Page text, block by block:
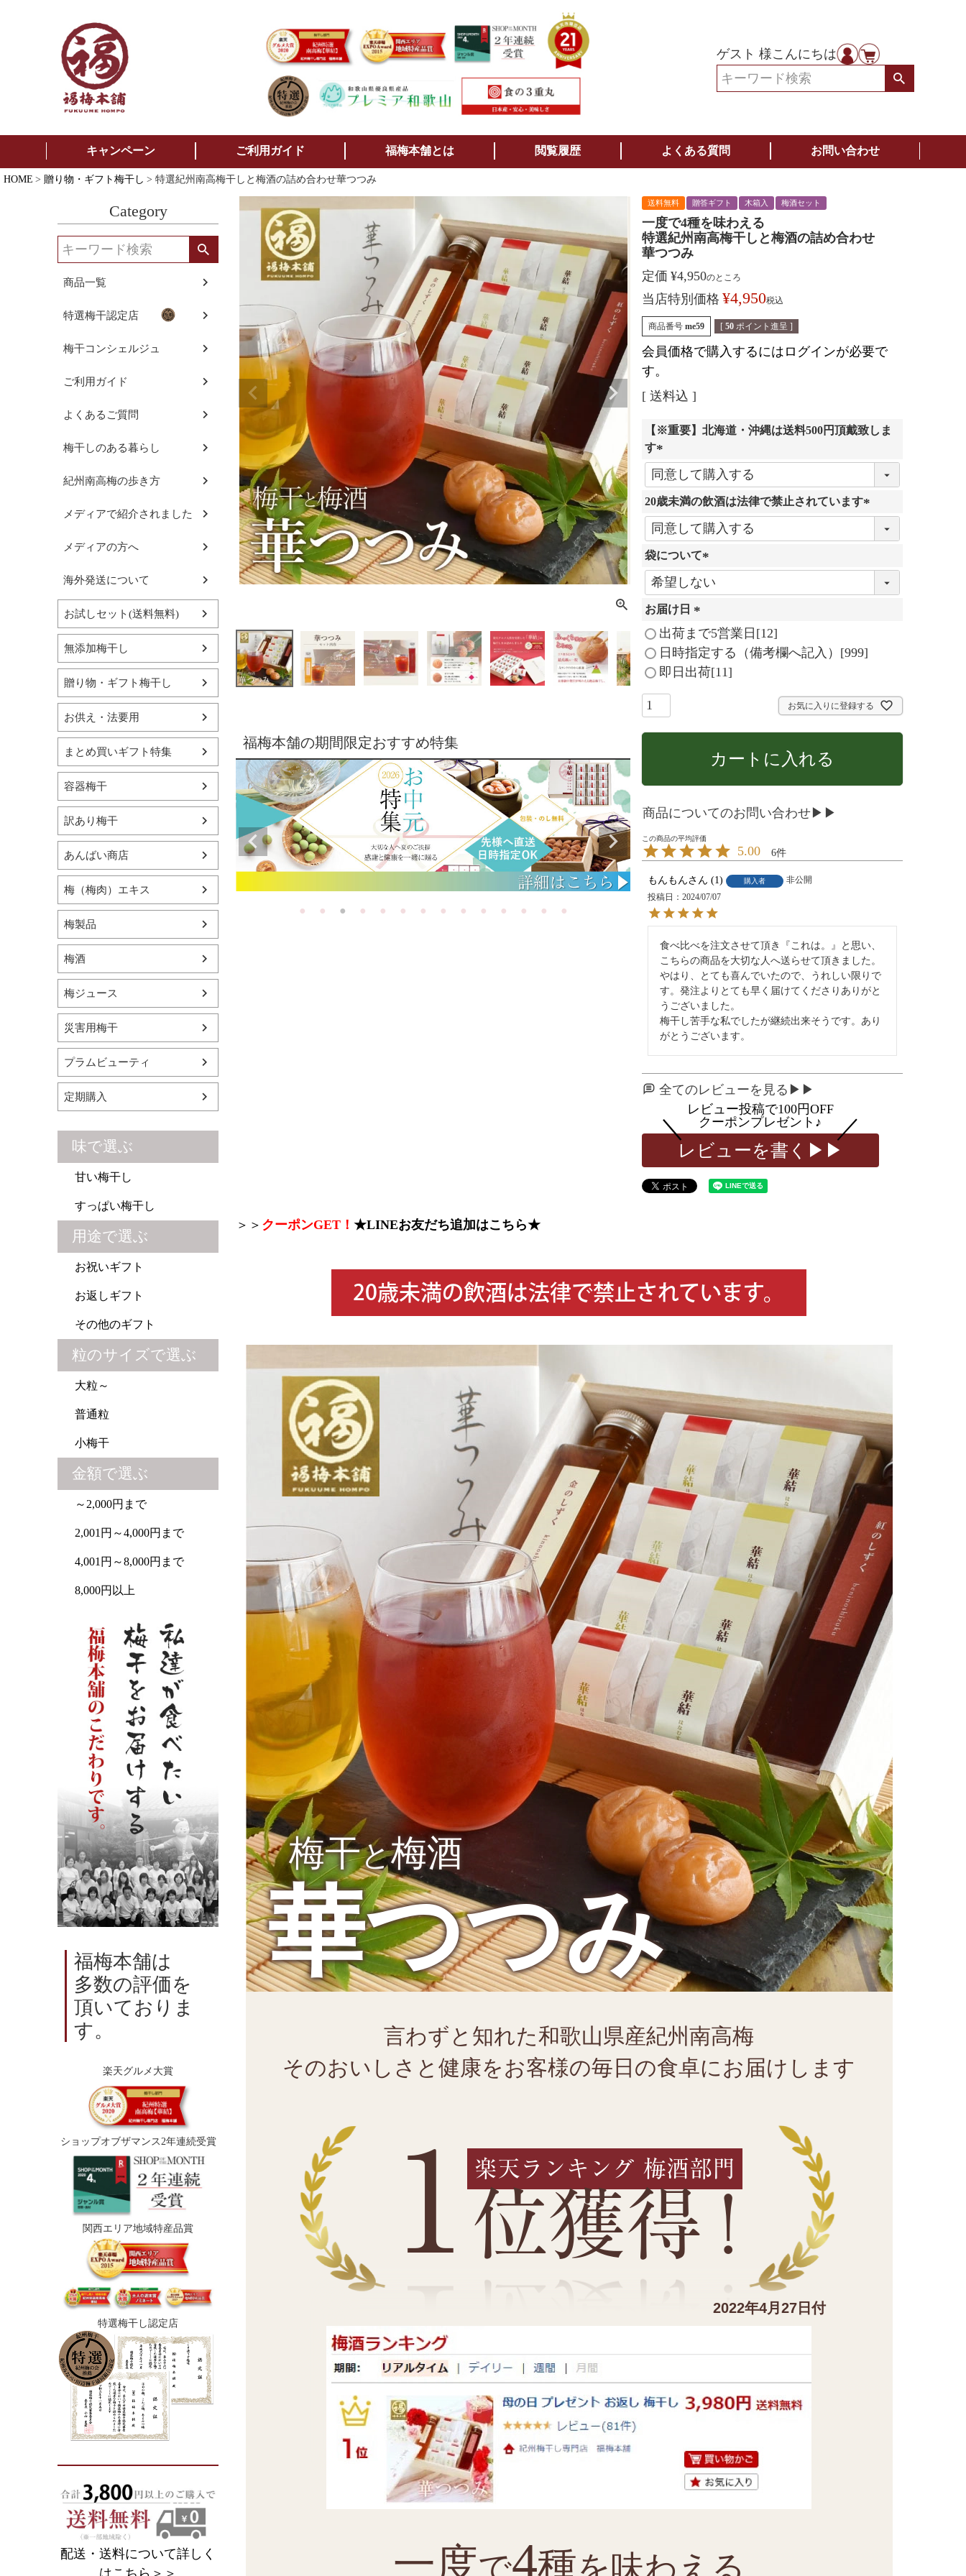
ゲスト 様こんにちは
検索
キャンペーン ご利用ガイド 福梅本舗とは 閲覧履歴 よくある質問 お問い合わせ
HOME 贈り物・ギフト梅干し 特選紀州南高梅干しと梅酒の詰め合わせ華つつみ
Category
商品一覧
特選梅干認定店
梅干コンシェルジュ
ご利用ガイド
よくあるご質問
梅干しのある暮らし
紀州南高梅の歩き方
メディアで紹介されました
メディアの方へ
海外発送について
お試しセット(送料無料)
無添加梅干し
贈り物・ギフト梅干し
お供え・法要用
まとめ買いギフト特集
容器梅干
訳あり梅干
あんばい商店
梅（梅肉）エキス
梅製品
梅酒
梅ジュース
災害用梅干
プラムビューティ
定期購入
味で選ぶ
甘い梅干し
すっぱい梅干し
用途で選ぶ
お祝いギフト
お返しギフト
その他のギフト
粒のサイズで選ぶ
大粒～
普通粒
小梅干
金額で選ぶ
～2,000円まで
2,001円～4,000円まで
4,001円～8,000円まで
8,000円以上
福梅本舗は
多数の評価を
頂いておりま
す。
楽天グルメ大賞
ショップオブザマンス2年連続受賞
関西エリア地域特産品賞
特選梅干し認定店
配送・送料について詳しく
はこちら＞＞
福梅本舗の期間限定おすすめ特集
送料無料 贈答ギフト 木箱入 梅酒セット
一度で4種を味わえる
特選紀州南高梅干しと梅酒の詰め合わせ
華つつみ
定価 ¥4,950のところ
当店特別価格 ¥4,950税込
商品番号 me59 [ 50 ポイント進呈 ]
会員価格で購入するにはログインが必要で
す。
送料込
【※重要】北海道・沖縄は送料500円頂戴致しま
す
(
必
須
)
20歳未満の飲酒は法律で禁止されています
必
)
袋について
(
必
)
お届け日
(
必
須
)
出荷まで5営業日[12]
日時指定する（備考欄へ記入）[999]
即日出荷[11]
お気に入りに登録する
カートに入れる
商品についてのお問い合わせ▶▶
5.00 6
もんもん 1 購入者
非公開
投稿日
2024/07/07
食べ比べを注文させて頂き『これは。』と思い、
こちらの商品を大切な人へ送らせて頂きました。
やはり、とても喜んでいたので、うれしい限りで
す。発注よりとても早く届けてくださりありがと
うございました。
梅干し苦手な私でしたが継続出来そうです。あり
がとうございます。
全てのレビューを見る▶▶
レビューを書く▶▶
＞＞ クーポンGET！ ★LINEお友だち追加はこちら★
20歳未満の飲酒は法律で禁止されています。
梅干と梅酒
華つつみ
言わずと知れた和歌山県産紀州南高梅
そのおいしさと健康をお客様の毎日の食卓にお届けします
楽天ランキング 梅酒部門
1 位獲得 !
2022年4月27日付
一度で4種を味わえる